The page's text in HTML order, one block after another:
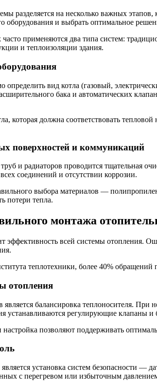
разделяется на несколько важных
оборудования и выбрать оптимальное
применяются два типа систем:
и теплоизоляции здания.
определить вид котла (газовый,
бака и автоматических
которая должна соответствовать
поверхностей и коммуникаций
и радиаторов проводится тщательная
соединений и отсутствии коррозии.
выбора материалов —
потери тепла.
монтажа
эффективность всей системы отопления.
теплотехники, более 40%
отопления
балансировка теплоносителя. При
устанавливаются регулирующие клапаны и
настройка позволяют поддерживать
установка систем безопасности —
с перегревом или избыточным